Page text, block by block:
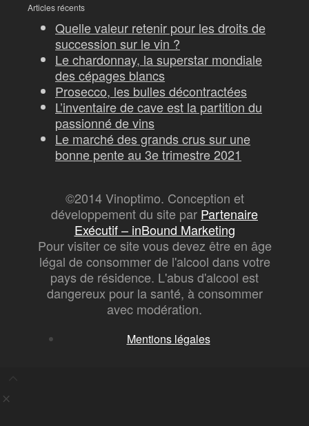
Articles récents
Quelle valeur retenir pour les droits de
succession sur le vin ?
Le chardonnay, la superstar mondiale
des cépages blancs
Prosecco, les bulles décontractées
L’inventaire de cave est la partition du
passionné de vins
Le marché des grands crus sur une
bonne pente au 3e trimestre 2021
©2014 Vinoptimo. Conception et
développement du site par Partenaire
Exécutif – inBound Marketing
Pour visiter ce site vous devez être en âge
légal de consommer de l'alcool dans votre
pays de résidence. L'abus d'alcool est
dangereux pour la santé, à consommer
avec modération.
Mentions légales